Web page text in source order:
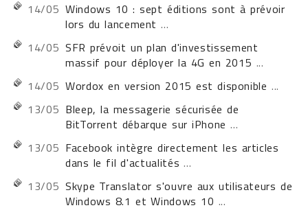
14/05 Windows 10 : sept éditions sont à prévoir
lors du lancement ...
14/05 SFR prévoit un plan d'investissement
massif pour déployer la 4G en 2015 ...
14/05 Wordox en version 2015 est disponible ...
13/05 Bleep, la messagerie sécurisée de
BitTorrent débarque sur iPhone ...
13/05 Facebook intègre directement les articles
dans le fil d'actualités ...
13/05 Skype Translator s'ouvre aux utilisateurs de
Windows 8.1 et Windows 10 ...